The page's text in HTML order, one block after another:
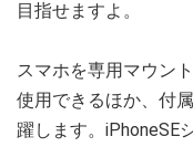
目指せますよ。
スマホを専用マウン
使用できるほか、付
躍します。iPhoneSE